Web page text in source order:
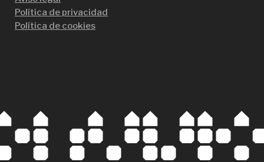
Política de privacidad
Política de cookies